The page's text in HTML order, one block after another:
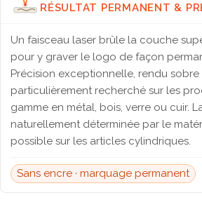
RÉSULTAT PERMANENT &
Un faisceau laser brûle la couche
pour y graver le logo de façon
Précision exceptionnelle, rendu
particulièrement recherché sur les
gamme en métal, bois, verre ou cuir.
naturellement déterminée par le
possible sur les articles cylindriques.
Sans encre · marquage permanent